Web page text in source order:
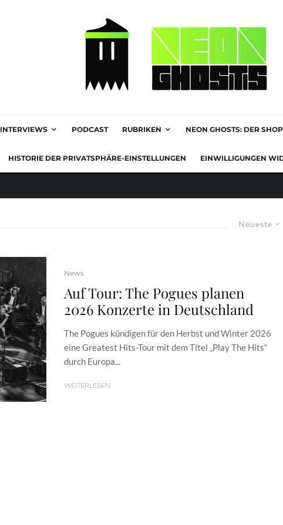
INTERVIEWS PODCAST RUBRIKEN NEON GHOSTS: DER SHOP
HISTORIE DER PRIVATSPHÄRE-EINSTELLUNGEN EINWILLIGUNGEN
Neueste
News
Auf Tour: The Pogues planen
2026 Konzerte in Deutschland
The Pogues kündigen für den Herbst und Winter 2026
eine Greatest Hits-Tour mit dem Titel „Play The Hits“
durch Europa...
WEITERLESEN